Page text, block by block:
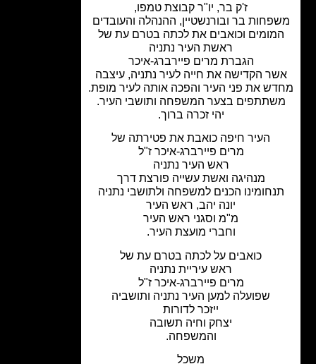
ז'ק בר, יו"ר קבוצת טמפו,
בר ובורנשטיין, ההנהלה והעובדים
וכואבים את לכתה בטרם עת של
ראשת העיר נתניה
הגברת מרים פיירברג-איכר
הקדישה את חייה לעיר נתניה, עיצבה
את פני העיר והפכה אותה לעיר מופת.
בצער המשפחה ותושבי העיר.
יהי זכרה ברוך.
העיר חיפה כואבת את פטירתה של
מרים פיירברג-איכר ז"ל
ראש העיר נתניה
מנהיגה ואשת עשייה פורצת דרך
הכנים למשפחה ולתושבי נתניה
יונה יהב, ראש העיר
מ"מ וסגני ראש העיר
וחברי מועצת העיר.
כואבים על לכתה בטרם עת של
ראש עיריית נתניה
מרים פיירברג-איכר ז"ל
שפועלה למען העיר נתניה ותושביה
ייזכר לדורות
יצחק וחיה תשובה
והמשפחה.